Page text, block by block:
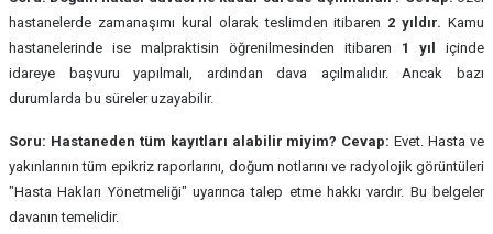
hastanelerde zamanaşımı kural olarak teslimden itibaren 2 yıldır. Kamu
hastanelerinde ise malpraktisin öğrenilmesinden itibaren 1 yıl
içinde
idareye başvuru yapılmalı, ardından dava açılmalıdır. Ancak bazı
durumlarda bu süreler uzayabilir.
Soru: Hastaneden tüm kayıtları alabilir miyim? Cevap: Evet. Hasta ve
yakınlarının tüm epikriz raporlarını, doğum notlarını ve radyolojik görüntüleri
"Hasta Hakları Yönetmeliği" uyarınca talep etme hakkı vardır. Bu belgeler
davanın temelidir.